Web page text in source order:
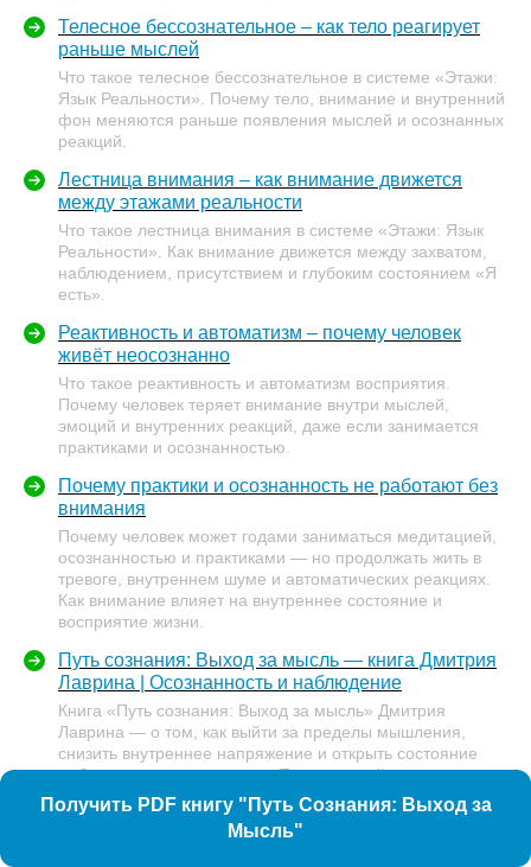
Получить PDF книгу "Путь Сознания: Выход за
Мысль"
Телесное бессознательное – как тело реагирует
раньше мыслей
Что такое телесное бессознательное в системе «Этажи:
Язык Реальности». Почему тело, внимание и внутренний
фон меняются раньше появления мыслей и осознанных
реакций.
Лестница внимания – как внимание движется
между этажами реальности
Что такое лестница внимания в системе «Этажи: Язык
Реальности». Как внимание движется между захватом,
наблюдением, присутствием и глубоким состоянием «Я
есть».
Реактивность и автоматизм – почему человек
живёт неосознанно
Что такое реактивность и автоматизм восприятия.
Почему человек теряет внимание внутри мыслей,
эмоций и внутренних реакций, даже если занимается
практиками и осознанностью.
Почему практики и осознанность не работают без
внимания
Почему человек может годами заниматься медитацией,
осознанностью и практиками — но продолжать жить в
тревоге, внутреннем шуме и автоматических реакциях.
Как внимание влияет на внутреннее состояние и
восприятие жизни.
Путь сознания: Выход за мысль — книга Дмитрия
Лаврина | Осознанность и наблюдение
Книга «Путь сознания: Выход за мысль» Дмитрия
Лаврина — о том, как выйти за пределы мышления,
снизить внутреннее напряжение и открыть состояние
наблюдения и присутствия. Практический взгляд на
сознание, внимание и внутреннюю трансформацию.